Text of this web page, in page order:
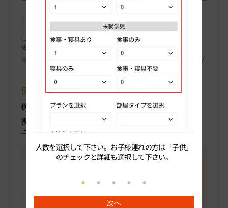
人数を選択して下さい。お子様連れの方は「子供」
のチェックと詳細も選択して下さい。
次へ
空室が表示されない場合は、〈翌月〉や〈プラン/人数/
部屋タイプ〉を変更してください。
使用方法について
検索条件を変更する場合部屋人数より変更ください。
表示料金(税込)
上段：人数合計